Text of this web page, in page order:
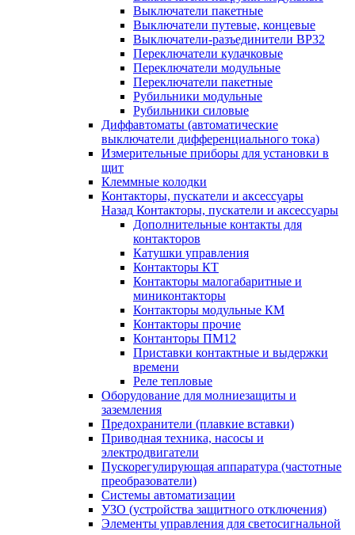
Выключатели пакетные
Выключатели путевые, концевые
Выключатели-разъединители ВР32
Переключатели кулачковые
Переключатели модульные
Переключатели пакетные
Рубильники модульные
Рубильники силовые
Диффавтоматы (автоматические
выключатели дифференциального тока)
Измерительные приборы для установки в
щит
Клеммные колодки
Контакторы, пускатели и аксессуары
Назад Контакторы, пускатели и аксессуары
Дополнительные контакты для
контакторов
Катушки управления
Контакторы КТ
Контакторы малогабаритные и
миниконтакторы
Контакторы модульные КМ
Контакторы прочие
Контанторы ПМ12
Приставки контактные и выдержки
времени
Реле тепловые
Оборудование для молниезащиты и
заземления
Предохранители (плавкие вставки)
Приводная техника, насосы и
электродвигатели
Пускорегулирующая аппаратура (частотные
преобразователи)
Системы автоматизации
УЗО (устройства защитного отключения)
Элементы управления для светосигнальной